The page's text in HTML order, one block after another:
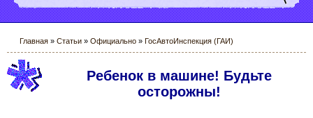
Главная » Статьи » Официально » ГосАвтоИнспекция (ГАИ)
Ребенок в машине! Будьте
осторожны!